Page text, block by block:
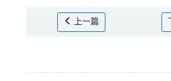
上一篇